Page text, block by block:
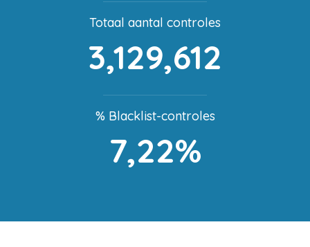
Totaal aantal controles
3,129,612
% Blacklist-controles
7,22%